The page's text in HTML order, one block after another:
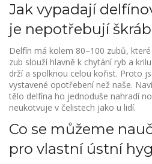
Jak vypadají
je nepotřebují
Delfín má kolem 80–100 zubů,
zub slouží hlavně k chytání ryb a
drží a spolknou celou kořist. Proto
vystavené opotřebení než naše.
tělo delfína ho jednoduše nahradí
neukotvuje v čelistech jako u lidí.
Co se můžeme
pro vlastní ústní